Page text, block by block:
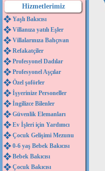
Hizmetlerimiz
Yaşlı Bakıcısı
Villanıza yatılı Eşler
Villalarınıza Bahçıvan
Refakatçiler
Profesyonel Dadılar
Profesyonel Aşçılar
Özel şoförler
İşyerinize Personeller
İngilizce Bilenler
Güvenlik Elemanları
Ev İşleri için Yardımcı
Çocuk Gelişimi Mezunu
0-6 yaş Bebek Bakıcısı
Bebek Bakıcısı
Çocuk Bakıcısı